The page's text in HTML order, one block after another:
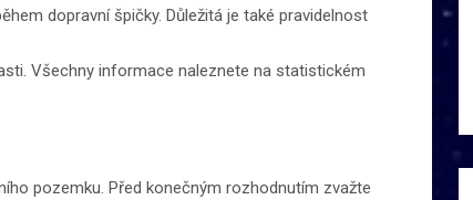
dopravní špičky. Důležitá je také pravidelnost
Všechny informace naleznete na statistickém
pozemku. Před konečným rozhodnutím zvažte